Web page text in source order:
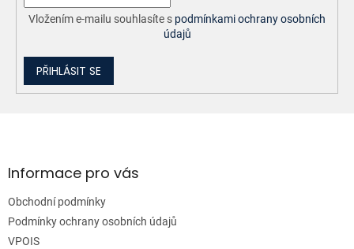
Vložením e-mailu souhlasíte s podmínkami ochrany osobních
údajů
PŘIHLÁSIT SE
aInformace pro vás
Obchodní podmínky
Podmínky ochrany osobních údajů
VPOIS